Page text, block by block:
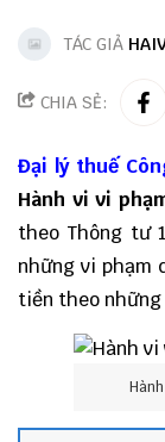
TÁC GIẢ
CHIA SẺ:
Đại lý thuế
Hành vi vi
theo Thông tư
những vi phạm
tiền theo